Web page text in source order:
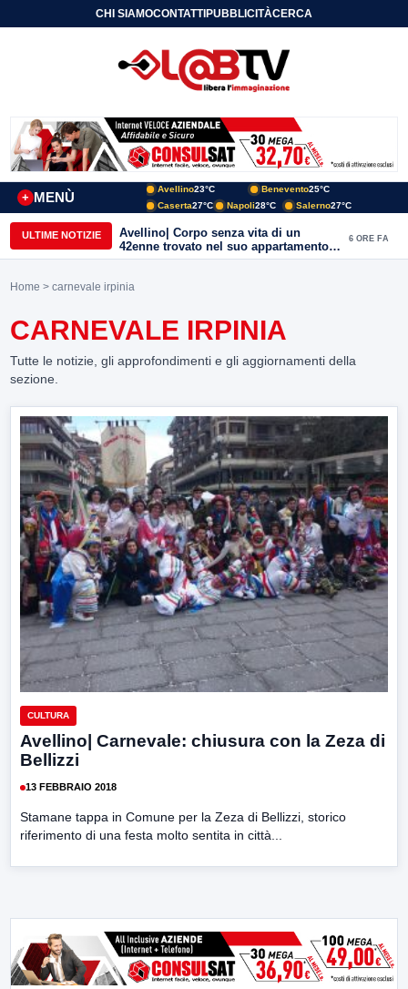
CHI SIAMOCONTATTIPUBBLICITÀCERCA
MENÙ
+
Avellino23°C Benevento25°C
Caserta27°C Napoli28°C Salerno27°C
ULTIME NOTIZIE
Avellino| Corpo senza vita di un
42enne trovato nel suo appartamento
in una pozza di sangue, giallo in viale
6 ORE FA
Home > carnevale irpinia
CARNEVALE IRPINIA
Tutte le notizie, gli approfondimenti e gli aggiornamenti della
sezione.
CULTURA
Avellino| Carnevale: chiusura con la Zeza di
Bellizzi
13 FEBBRAIO 2018
Stamane tappa in Comune per la Zeza di Bellizzi, storico
riferimento di una festa molto sentita in città...